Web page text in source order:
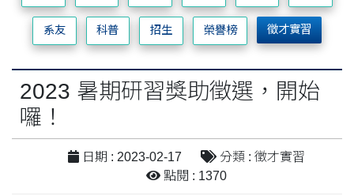
系友 科普 招生 榮譽榜 徵才實習
2023 暑期研習獎助徵選，開始
囉！
日期 : 2023-02-17
分類 : 徵才實習
點閱 : 1370